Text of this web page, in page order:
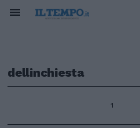
dellinchiesta
1